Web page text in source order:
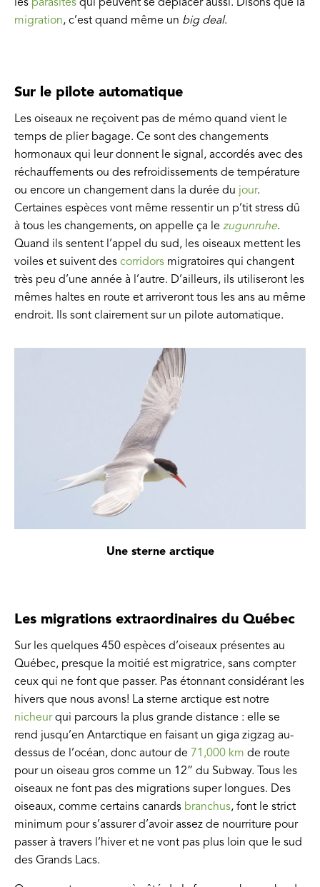
les parasites qui peuvent se déplacer aussi. Disons que la
migration, c’est quand même un big deal.
Sur le pilote automatique
Les oiseaux ne reçoivent pas de mémo quand vient le
temps de plier bagage. Ce sont des changements
hormonaux qui leur donnent le signal, accordés avec des
réchauffements ou des refroidissements de température
ou encore un changement dans la durée du jour.
Certaines espèces vont même ressentir un p’tit stress dû
à tous les changements, on appelle ça le zugunruhe.
Quand ils sentent l’appel du sud, les oiseaux mettent les
voiles et suivent des corridors migratoires qui changent
très peu d’une année à l’autre. D’ailleurs, ils utiliseront les
mêmes haltes en route et arriveront tous les ans au même
endroit. Ils sont clairement sur un pilote automatique.
Une sterne arctique
Les migrations extraordinaires du Québec
Sur les quelques 450 espèces d’oiseaux présentes au
Québec, presque la moitié est migratrice, sans compter
ceux qui ne font que passer. Pas étonnant considérant les
hivers que nous avons! La sterne arctique est notre
nicheurqui parcours la plus grande distance : elle se
rend jusqu’en Antarctique en faisant un giga zigzag au-
dessus de l’océan, donc autour de 71,000 km de route
pour un oiseau gros comme un 12” du Subway. Tous les
oiseaux ne font pas des migrations super longues. Des
oiseaux, comme certains canards branchus, font le strict
minimum pour s’assurer d’avoir assez de nourriture pour
passer à travers l’hiver et ne vont pas plus loin que le sud
des Grands Lacs.